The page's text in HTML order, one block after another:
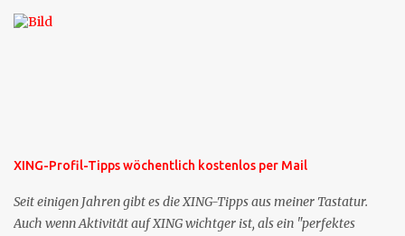
XING-Profil-Tipps wöchentlich kostenlos per Mail
Seit einigen Jahren gibt es die XING-Tipps aus meiner Tastatur.
Auch wenn Aktivität auf XING wichtger ist, als ein "perfektes